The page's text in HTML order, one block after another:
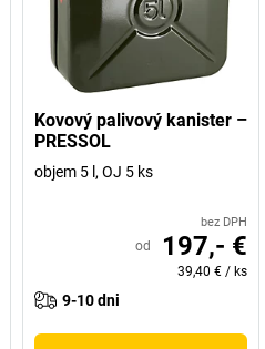
Kovový palivový kanister –
PRESSOL
objem 5 l, OJ 5 ks
bez DPH
od 197,- €
39,40 € / ks
9-10 dni